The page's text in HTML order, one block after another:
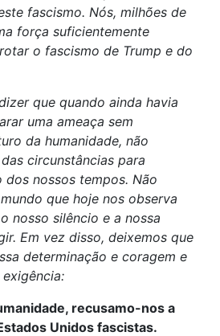
fascismo. Nós, milhões de
força suficientemente
o fascismo de Trump e do
que quando ainda havia
uma ameaça sem
da humanidade, não
circunstâncias para
nossos tempos. Não
que hoje nos observa
nosso silêncio e a nossa
Em vez disso, deixemos que
determinação e coragem e
recusamo-nos a
Unidos fascistas.